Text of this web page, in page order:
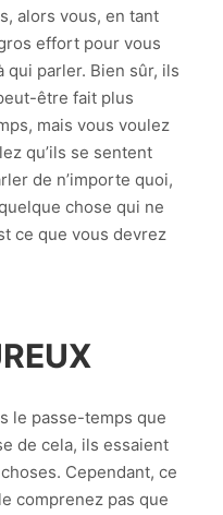
alors vous, en tant
effort pour vous
qui parler. Bien sûr, ils
être fait plus
mais vous voulez
qu’ils se sentent
de n’importe quoi,
chose qui ne
ce que vous devrez
le passe-temps que
de cela, ils essaient
Cependant, ce
comprenez pas que